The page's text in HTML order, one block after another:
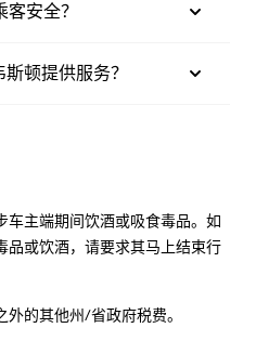
安全？
顿提供服务？
车主端期间饮酒或吸食毒品。如
品或饮酒，请要求其马上结束行
的其他州/省政府税费。